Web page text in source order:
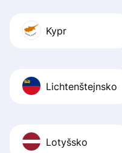
Kypr
Lichtenštejnsko
Lotyšsko